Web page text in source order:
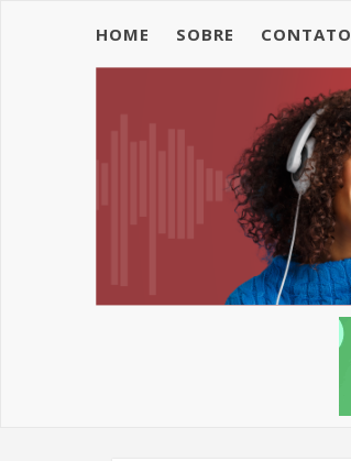
HOME SOBRE CONTATO